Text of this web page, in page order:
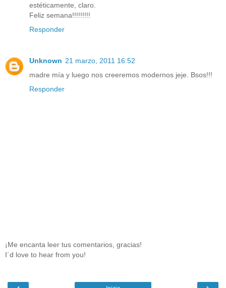
estéticamente, claro.
Feliz semana!!!!!!!!!
Responder
Unknown 21 marzo, 2011 16:52
madre mía y luego nos creeremos modernos jeje. Bsos!!!
Responder
¡Me encanta leer tus comentarios, gracias!
I´d love to hear from you!